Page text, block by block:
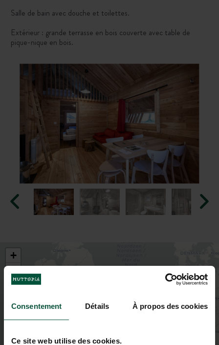
Consentement Détails À propos des cookies
Ce site web utilise des cookies.
Salle de bain avec douche et toilettes.
Extérieur : grande terrasse en bois couverte avec table de
pique-nique en bois.
+
−